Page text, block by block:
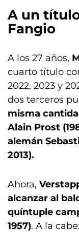
A un
Fangio
A los 27 años,
cuarto título
2022, 2023 y
dos terceros
misma
Alain Prost
alemán
2013).
Ahora,
alcanzar al
quíntuple
1957). A la